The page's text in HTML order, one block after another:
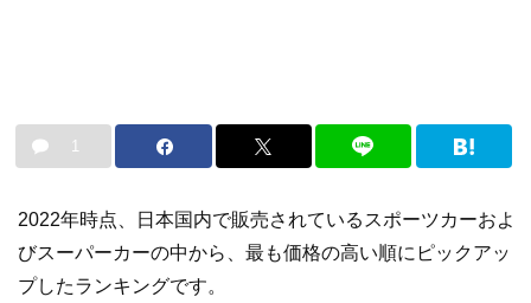
1
2022年時点、日本国内で販売されているスポーツカーおよ
びスーパーカーの中から、最も価格の高い順にピックアッ
プしたランキングです。